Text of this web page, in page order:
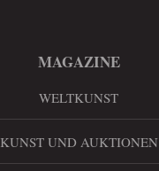
MAGAZINE
WELTKUNST
KUNST UND AUKTIONEN